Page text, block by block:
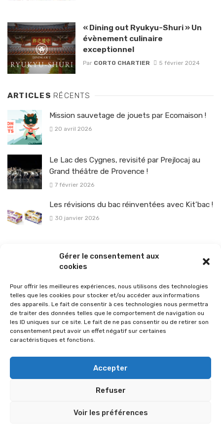
Gérer le consentement aux
cookies
Pour offrir les meilleures expériences, nous utilisons des technologies
telles que les cookies pour stocker et/ou accéder aux informations
des appareils. Le fait de consentir à ces technologies nous permettra
de traiter des données telles que le comportement de navigation ou
les ID uniques sur ce site. Le fait de ne pas consentir ou de retirer son
consentement peut avoir un effet négatif sur certaines
caractéristiques et fonctions.
Accepter
Refuser
Voir les préférences
« Dining out Ryukyu-Shuri » Un
évènement culinaire
exceptionnel
Par CORTO CHARTIER 5 février 2024
ARTICLES RÉCENTS
Mission sauvetage de jouets par Ecomaison !
20 avril 2026
Le Lac des Cygnes, revisité par Prejlocaj au
Grand théâtre de Provence !
7 février 2026
Les révisions du bac réinventées avec Kit’bac !
30 janvier 2026